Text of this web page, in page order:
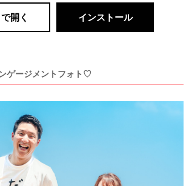
開く インストール
ゲージメントフォト♡